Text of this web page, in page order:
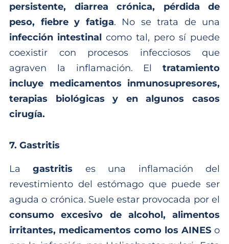
persistente, diarrea crónica, pérdida de
peso, fiebre y fatiga. No se trata de una
infección intestinal como tal, pero sí puede
coexistir con procesos infecciosos que
agraven la inflamación. El tratamiento
incluye medicamentos inmunosupresores,
terapias biológicas y en algunos casos
cirugía.
7. Gastritis
Lagastritis es una inflamación del
revestimiento del estómago que puede ser
aguda o crónica. Suele estar provocada por el
consumo excesivo de alcohol, alimentos
irritantes, medicamentos como los AINES o